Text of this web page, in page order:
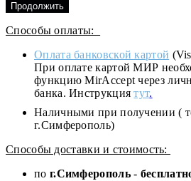
Продолжить
Способы оплаты:
Оплата банковской картой
При оплате картой МИР
функцию MirAccept через
банка. Инструкциятут.
Наличными при получении (
г.Симферополь)
Способы доставки и стоимость:
по г.Симферополь-